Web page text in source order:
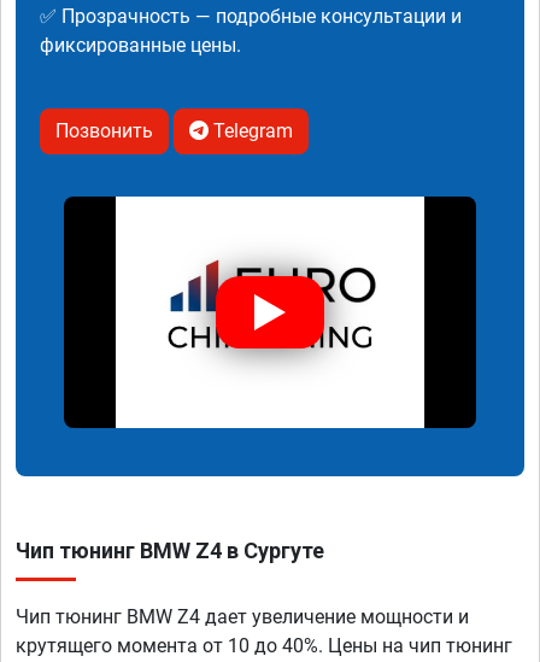
✅ Прозрачность — подробные консультации и
фиксированные цены.
Позвонить Telegram
Чип тюнинг BMW Z4 в Сургуте
Чип тюнинг BMW Z4 дает увеличение мощности и
крутящего момента от 10 до 40%. Цены на чип тюнинг